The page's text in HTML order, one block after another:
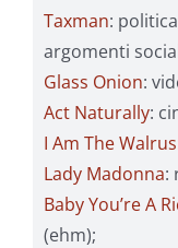
Taxman:
argomenti
Glass Onion:
Act Naturally:
I Am The Walrus
Lady Madonna:
Baby You’re A
(ehm);